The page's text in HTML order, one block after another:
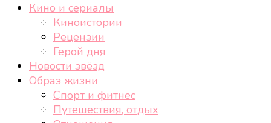
cheek-look.ru
Женский сайт о звездах и кино, а также трендах,
здоровом образе жизни, спорте, стиле, отдыхе и
Кино и сериалы
Киноистории
Рецензии
Герой дня
Новости звёзд
Образ жизни
Спорт и фитнес
Путешествия, отдых